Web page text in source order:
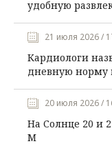
удобную
21 июля 2026 /
Кардиологи
дневную норму
20 июля 2026 /
На Солнце 20 и
М